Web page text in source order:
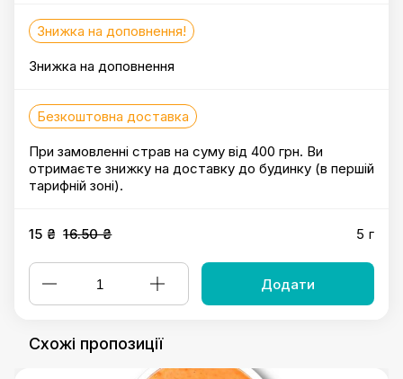
Знижка на доповнення!
Знижка на доповнення
Безкоштовна доставка
При замовленні страв на суму від 400 грн. Ви
отримаєте знижку на доставку до будинку (в першій
тарифній зоні).
15 ₴ 16.50 ₴ 5 г
Додати
Схожі пропозиції